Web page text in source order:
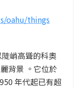
oahu/things
峭高聳的科奧
背景 。它位於
年代起已有超